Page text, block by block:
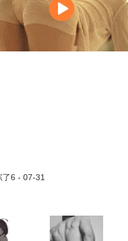
念着什么omega的人，被打
谅的吧？女非男c，精神生理
6 - 07-31